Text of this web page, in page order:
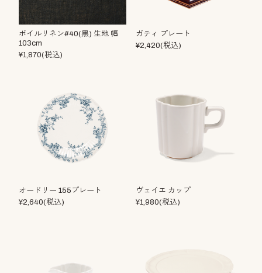
ボイルリネン#40(黒) 生地 幅
103cm
¥1,870(税込)
ガティ プレート
¥2,420(税込)
オードリー 155プレート
¥2,640(税込)
ヴェイエ カップ
¥1,980(税込)